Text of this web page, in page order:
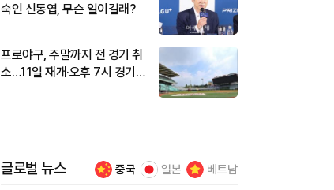
숙인 신동엽, 무슨 일이길래?
프로야구, 주말까지 전 경기 취
소…11일 재개·오후 7시 경기
글로벌 뉴스 중국 일본 베트남